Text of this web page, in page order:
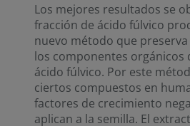
Los mejores resultados se
fracción de ácido fúlvico
nuevo método que
los componentes orgánicos
ácido fúlvico. Por este
ciertos compuestos en
factores de crecimiento
aplican a la semilla. El